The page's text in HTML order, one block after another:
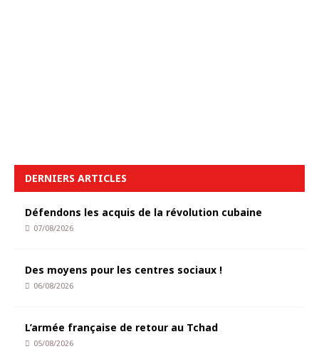
DERNIERS ARTICLES
Défendons les acquis de la révolution cubaine
07/08/2026
Des moyens pour les centres sociaux !
06/08/2026
L’armée française de retour au Tchad
05/08/2026